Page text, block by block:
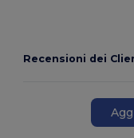
Recensioni dei